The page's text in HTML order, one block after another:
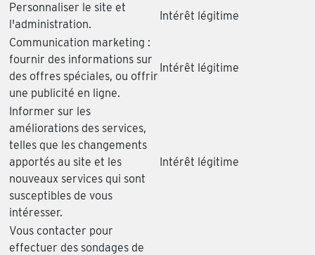
Personnaliser le site et
l'administration.
Intérêt légitime
Communication marketing :
fournir des informations sur
des offres spéciales, ou offrir
une publicité en ligne.
Intérêt légitime
Informer sur les
améliorations des services,
telles que les changements
apportés au site et les
nouveaux services qui sont
susceptibles de vous
intéresser.
Intérêt légitime
Vous contacter pour
effectuer des sondages de